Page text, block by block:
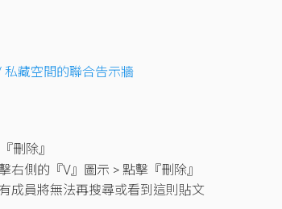
藏空間的聯合告示牆
刪除』
側的『V』圖示 > 點擊『刪除』
成員將無法再搜尋或看到這則貼文